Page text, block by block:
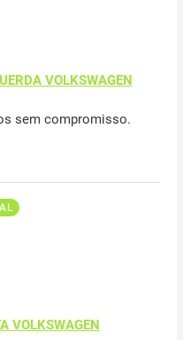
VOLKSWAGEN
sem compromisso.
VOLKSWAGEN